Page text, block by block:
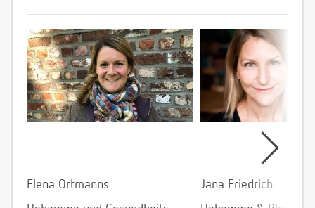
Elena Ortmanns
Jana Friedrich